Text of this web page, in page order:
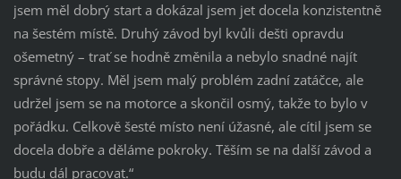
jsem měl dobrý start a dokázal jsem jet docela konzistentně
na šestém místě. Druhý závod byl kvůli dešti opravdu
ošemetný – trať se hodně změnila a nebylo snadné najít
správné stopy. Měl jsem malý problém zadní zatáčce, ale
udržel jsem se na motorce a skončil osmý, takže to bylo v
pořádku. Celkově šesté místo není úžasné, ale cítil jsem se
docela dobře a děláme pokroky. Těším se na další závod a
budu dál pracovat.“